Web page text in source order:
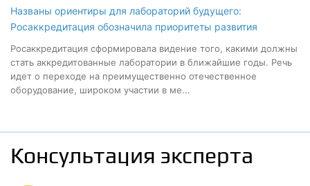
Названы ориентиры для лабораторий будущего:
Росаккредитация обозначила приоритеты развития
Росаккредитация сформировала видение того, какими должны
стать аккредитованные лаборатории в ближайшие годы. Речь
идет о переходе на преимущественно отечественное
оборудование, широком участии в ме...
Консультация эксперта